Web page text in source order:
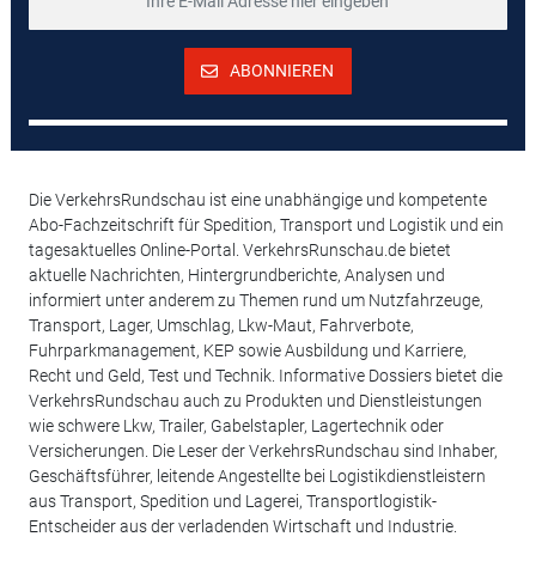
ABONNIEREN
Die VerkehrsRundschau ist eine unabhängige und kompetente
Abo-Fachzeitschrift für Spedition, Transport und Logistik und ein
tagesaktuelles Online-Portal. VerkehrsRunschau.de bietet
aktuelle Nachrichten, Hintergrundberichte, Analysen und
informiert unter anderem zu Themen rund um Nutzfahrzeuge,
Transport, Lager, Umschlag, Lkw-Maut, Fahrverbote,
Fuhrparkmanagement, KEP sowie Ausbildung und Karriere,
Recht und Geld, Test und Technik. Informative Dossiers bietet die
VerkehrsRundschau auch zu Produkten und Dienstleistungen
wie schwere Lkw, Trailer, Gabelstapler, Lagertechnik oder
Versicherungen. Die Leser der VerkehrsRundschau sind Inhaber,
Geschäftsführer, leitende Angestellte bei Logistikdienstleistern
aus Transport, Spedition und Lagerei, Transportlogistik-
Entscheider aus der verladenden Wirtschaft und Industrie.